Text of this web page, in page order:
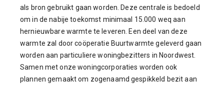
als bron gebruikt gaan worden. Deze centrale is bedoeld
om in de nabije toekomst minimaal 15.000 weq aan
hernieuwbare warmte te leveren. Een deel van deze
warmte zal door coöperatie Buurtwarmte geleverd gaan
worden aan particuliere woningbezitters in Noordwest.
Samen met onze woningcorporaties worden ook
plannen gemaakt om zogenaamd gespikkeld bezit aan